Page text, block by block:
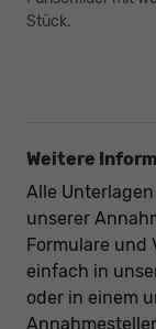
Stück.
Weitere
Alle
unserer
Formulare und
einfach in
oder in einem